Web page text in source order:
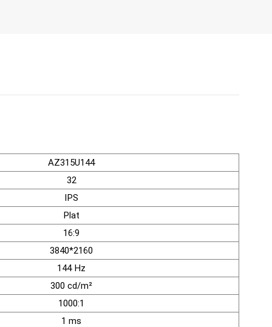
AZ315U144
32
IPS
Plat
16:9
3840*2160
144 Hz
300 cd/m²
1000:1
1 ms